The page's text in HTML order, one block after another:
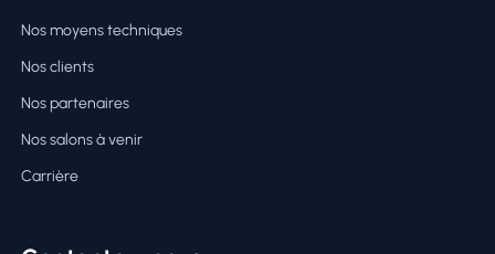
Nos moyens techniques
Nos clients
Nos partenaires
Nos salons à venir
Carrière